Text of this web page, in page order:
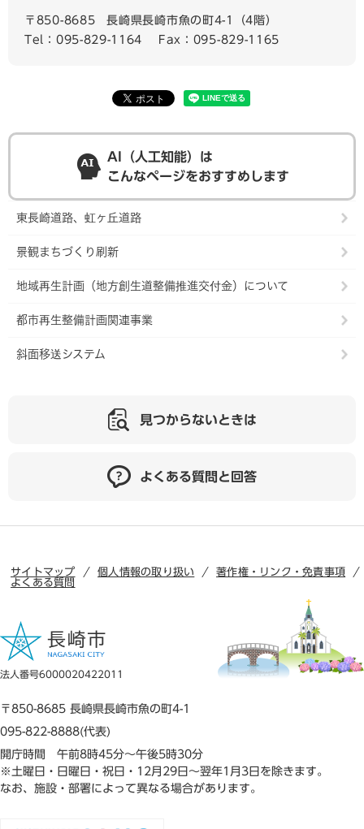
〒850-8685
長崎県長崎市魚の町4-1（4階）
Tel：095-829-1164
Fax：095-829-1165
AI（人工知能）は
こんなページをおすすめします
東長崎道路、虹ヶ丘道路
景観まちづくり刷新
地域再生計画（地方創生道整備推進交付金）について
都市再生整備計画関連事業
斜面移送システム
見つからないときは
よくある質問と回答
サイトマップ 個人情報の取り扱い
著作権・リンク・免責事項
よくある質問
法人番号6000020422011
〒850-8685 長崎県長崎市魚の町4-1
095-822-8888(代表)
開庁時間 午前8時45分～午後5時30分
※土曜日・日曜日・祝日・12月29日～翌年1月3日を除きます。
なお、施設・部署によって異なる場合があります。